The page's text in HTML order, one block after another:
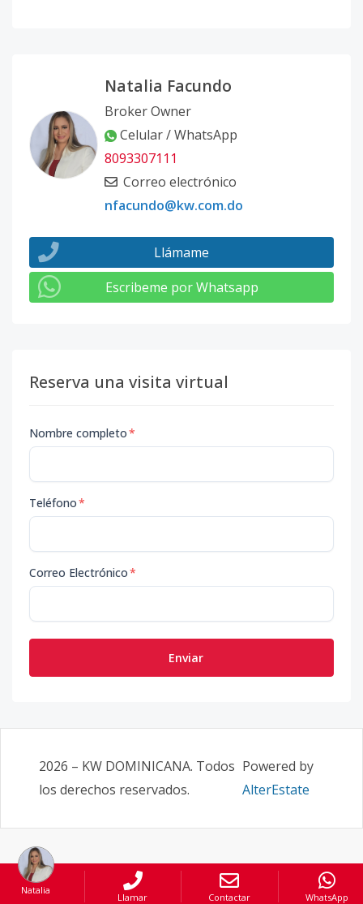
Natalia Facundo
Broker Owner
Celular / WhatsApp
8093307111
Correo electrónico
nfacundo@kw.com.do
Llámame
Escribeme por Whatsapp
Reserva una visita virtual
Nombre completo*
Teléfono*
Correo Electrónico*
Enviar
Natalia
Llamar Contactar WhatsApp
2026 – KW DOMINICANA. Todos
los derechos reservados.
Powered by
AlterEstate